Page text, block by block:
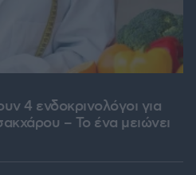
4 ενδοκρινολόγοι για
– Το ένα μειώνει